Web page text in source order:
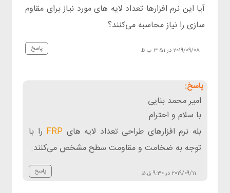
2019/09/08 در 3:51 ب.ظ
آیا این نرم افزارها تعداد لایه های مورد نیاز برای مقاوم
سازی را نیاز محاسبه می‌کنند؟
پاسخ
امیر محمد بنایی
2019/09/11 در 9:30 ق.ظ
با سلام و احترام
بله نرم افزارهای طراحی تعداد لایه های FRP را با
توجه به ضخامت و مقاومت سطح مشخص می‌کنند.
پاسخ